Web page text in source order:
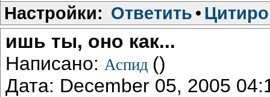
Настройки: Ответить •
ишь ты, оно как...
Написано: Аспид ()
Дата: December 05, 2005